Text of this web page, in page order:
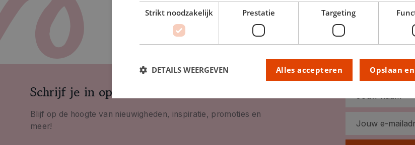
Schrijf je in op onze nieuwsbrief
Blijf op de hoogte van nieuwigheden, inspiratie, promoties en
meer!
Strikt noodzakelijk Prestatie Targeting
Opslaan
Alles accepteren
DETAILS WEERGEVEN